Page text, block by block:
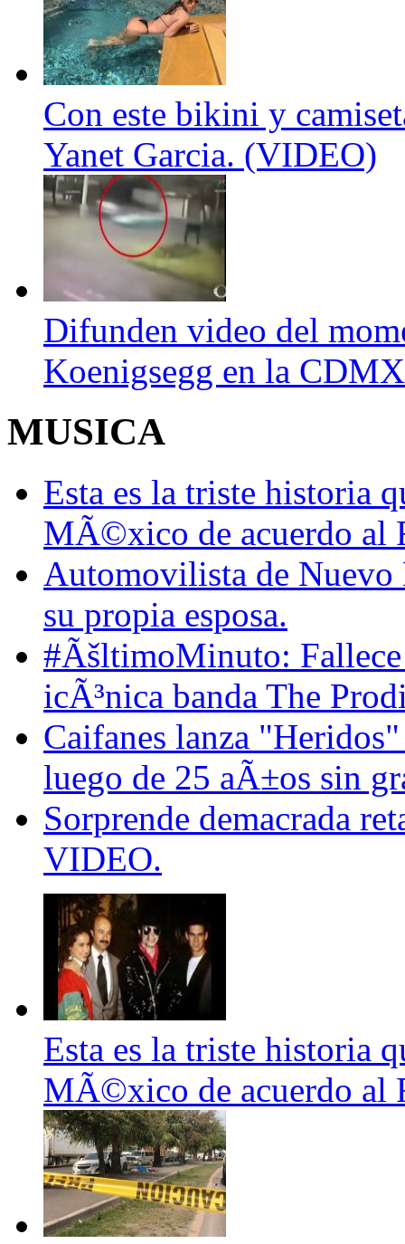
Con este bikini y
Yanet Garcia. (VIDEO)
Difunden video del
Koenigsegg en la
MUSICA
Esta es la triste historia
MÃ©xico de acuerdo al
Automovilista de Nuevo
su propia esposa.
#ÃšltimoMinuto:
icÃ³nica banda The
Caifanes lanza
luego de 25 aÃ±os sin
Sorprende demacrada
VIDEO.
Esta es la triste historia
MÃ©xico de acuerdo al